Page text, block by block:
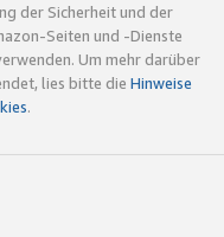
der Sicherheit und der
Seiten und -Dienste
Um mehr darüber
lies bitte die Hinweise
.